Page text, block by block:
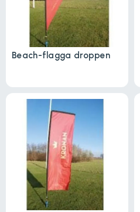
Beach-flagga droppen